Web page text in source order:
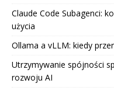
Claude Code Subagenci:
użycia
Ollama a vLLM: kiedy
Utrzymywanie spójności
rozwoju AI